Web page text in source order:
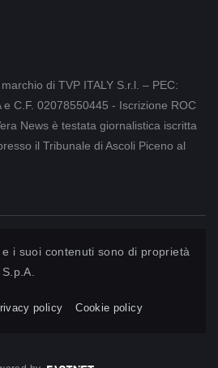
di TVP ITALY S.r.l. – PEC:
e C.F. 02078550445 - Iscrizione ROC
News è testata giornalistica iscritta
il Tribunale di Ascoli Piceno al
i suoi contenuti sono di proprietà
policy Cookie policy